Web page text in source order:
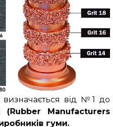
визначається від №1 до
(Rubber Manufacturers
гуми.